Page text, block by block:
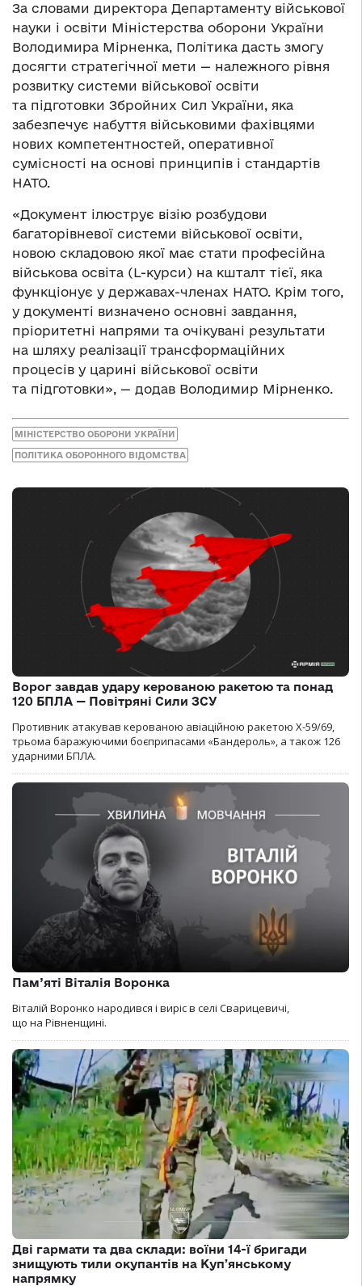
За словами директора Департаменту військової
науки і освіти Міністерства оборони України
Володимира Мірненка, Політика дасть змогу
досягти стратегічної мети — належного рівня
розвитку системи військової освіти
та підготовки Збройних Сил України, яка
забезпечує набуття військовими фахівцями
нових компетентностей, оперативної
сумісності на основі принципів і стандартів
НАТО.
«Документ ілюструє візію розбудови
багаторівневої системи військової освіти,
новою складовою якої має стати професійна
військова освіта (L-курси) на кшталт тієї, яка
функціонує у державах-членах НАТО. Крім того,
у документі визначено основні завдання,
пріоритетні напрями та очікувані результати
на шляху реалізації трансформаційних
процесів у царині військової освіти
та підготовки», — додав Володимир Мірненко.
МІНІСТЕРСТВО ОБОРОНИ УКРАЇНИ
ПОЛІТИКА ОБОРОННОГО ВІДОМСТВА
Ворог завдав удару керованою ракетою та понад
120 БПЛА — Повітряні Сили ЗСУ
Противник атакував керованою авіаційною ракетою Х-59/69,
трьома баражуючими боєприпасами «Бандероль», а також 126
ударними БПЛА.
Пам’яті Віталія Воронка
Віталій Воронко народився і виріс в селі Сварицевичі,
що на Рівненщині.
Дві гармати та два склади: воїни 14-ї бригади
знищують тили окупантів на Купʼянському
напрямку